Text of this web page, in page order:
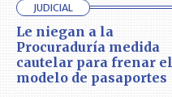
JUDICIAL
Le niegan a la
Procuraduría medida
cautelar para frenar el
modelo de pasaportes